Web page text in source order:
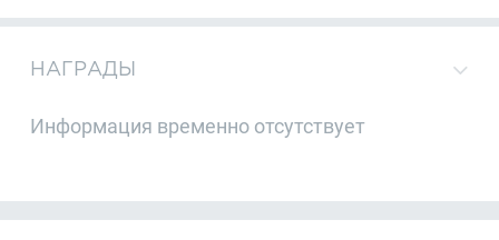
НАГРАДЫ
Информация временно отсутствует